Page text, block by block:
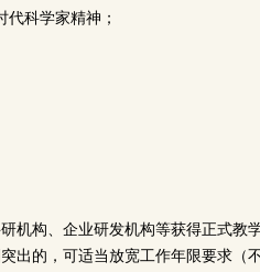
代科学家精神；
机构、企业研发机构等获得正式教
出的，可适当放宽工作年限要求（